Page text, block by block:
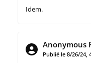
Idem.
Anonymous
Publié le 8/26/24,